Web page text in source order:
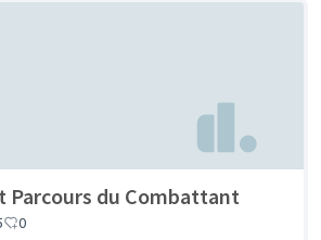
Parcours du Combattant
0